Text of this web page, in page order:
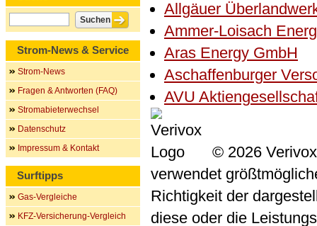
Allgäuer
Ammer-Loisach
Aras Energy GmbH
Aschaffenburger
AVU
© 2026
verwendet
Richtigkeit der
diese oder die
Strom-News & Service
Strom-News
Fragen & Antworten (FAQ)
Stromabieterwechsel
Datenschutz
Impressum & Kontakt
Surftipps
Gas-Vergleiche
KFZ-Versicherung-Vergleich